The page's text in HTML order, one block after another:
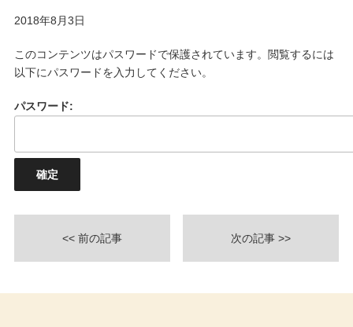
2018年8月3日
このコンテンツはパスワードで保護されています。閲覧するには
以下にパスワードを入力してください。
パスワード:
<< 前の記事 次の記事 >>